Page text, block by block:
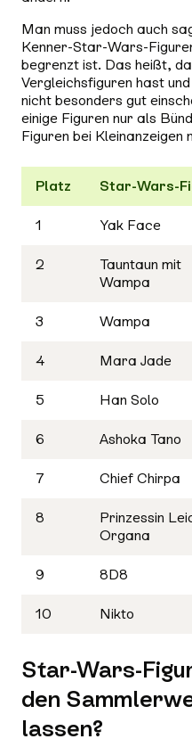
Man muss jedoch auch
Kenner-Star-Wars-
begrenzt ist. Das heißt,
Vergleichsfiguren hast
nicht besonders gut
einige Figuren nur als
Figuren bei Kleinanzeigen
Platz Star-Wars-
1 Yak Face
2
Tauntaun mit
Wampa
3 Wampa
4 Mara Jade
5 Han Solo
6 Ashoka Tano
7 Chief Chirpa
8
Prinzessin
Organa
9 8D8
10 Nikto
Star-Wars-
den
lassen?